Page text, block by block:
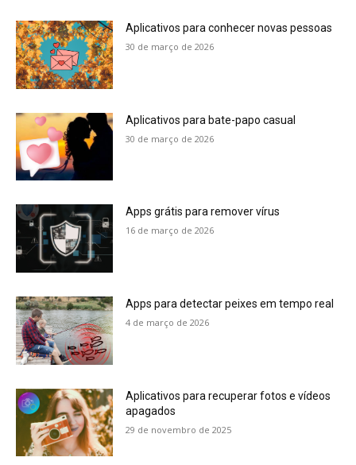
Aplicativos para conhecer novas pessoas
30 de março de 2026
Aplicativos para bate-papo casual
30 de março de 2026
Apps grátis para remover vírus
16 de março de 2026
Apps para detectar peixes em tempo real
4 de março de 2026
Aplicativos para recuperar fotos e vídeos
apagados
29 de novembro de 2025